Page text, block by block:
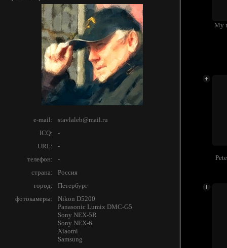
e-mail:
stavlaleb@mail.ru
ICQ:
-
URL:
-
телефон:
-
страна:
Россия
город:
Петербург
фотокамеры:
Nikon D5200
Panasonic Lumix DMC-G5
Sony NEX-5R
Sony NEX-6
Xiaomi
Samsung
My